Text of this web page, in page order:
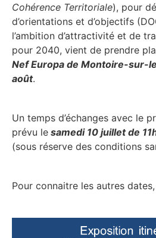
Cohérence Territoriale), pour
d’orientations et d’objectifs
l’ambition d’attractivité et de
pour 2040, vient de prendre
Nef Europa de Montoire-sur-
août.
Un temps d’échanges avec le
prévu le samedi 10 juillet de
(sous réserve des conditions
Pour connaitre les autres